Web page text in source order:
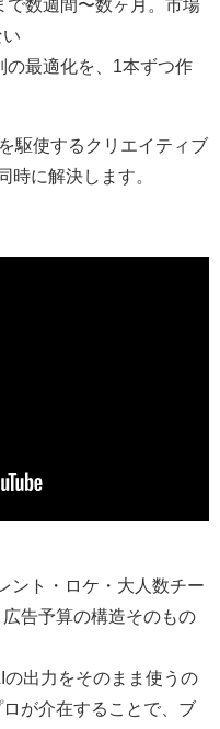
で数週間〜数ヶ月。市場
の最適化を、1本ずつ作
駆使するクリエイティブ
時に解決します。
ント・ロケ・大人数チー
告予算の構造そのもの
出力をそのまま使うの
が介在することで、ブ